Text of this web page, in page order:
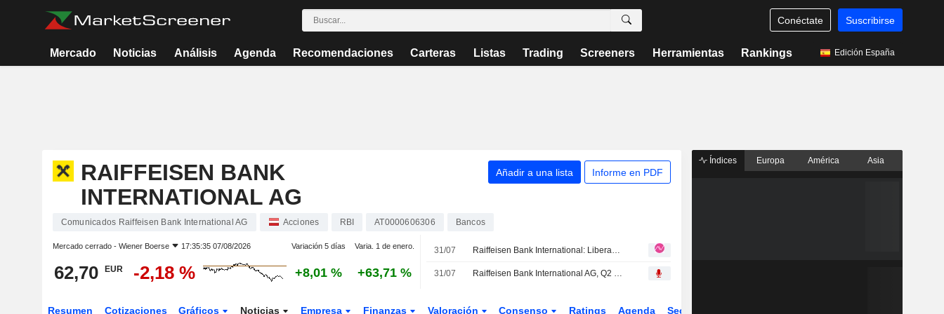
Conéctate Suscribirse
Mercado Noticias Análisis Agenda Recomendaciones Carteras Listas Trading Screeners Herramientas Rankings Edición España
RAIFFEISEN BANK
INTERNATIONAL AG
Añadir a una lista Informe en PDF
Comunicados Raiffeisen Bank International AG Acciones RBI AT0000606306 Bancos
Mercado cerrado - Wiener Boerse 17:35:35 07/08/2026 Variación 5 días Varia. 1 de enero.
62,70 EUR -2,18 % +8,01 % +63,71 %
31/07 Raiffeisen Bank International: Liberación inesperada de provisiones
31/07 Raiffeisen Bank International AG, Q2 2026 Earnings Call, Jul 31, 2026
Resumen Cotizaciones Gráficos Noticias Empresa Finanzas Valoración Consenso Ratings Agenda Sector
Índices Europa América Asia